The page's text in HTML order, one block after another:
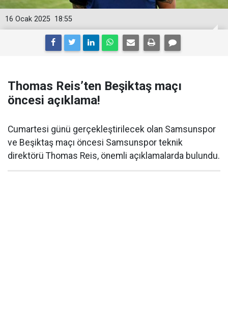
18:55
16 Ocak 2025
Thomas Reis’ten Beşiktaş maçı
öncesi açıklama!
Cumartesi günü gerçekleştirilecek olan Samsunspor
ve Beşiktaş maçı öncesi Samsunspor teknik
direktörü Thomas Reis, önemli açıklamalarda bulundu.